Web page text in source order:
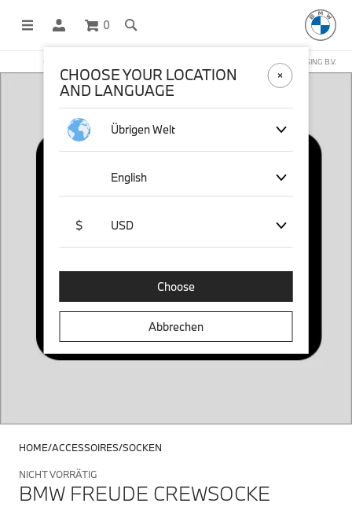
0
OFFICIAL BMW LIFESTYLE SHOP OPERATED BY STICHD SPORTMERCHANDISING B.V.
HOME ACCESSOIRES SOCKEN
NICHT VORRÄTIG
BMW FREUDE CREWSOCKE
CHOOSE YOUR LOCATION
AND LANGUAGE
Übrigen Welt
English
$ USD
Choose
Abbrechen